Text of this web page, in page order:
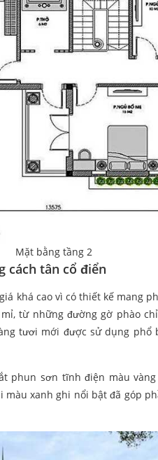
Mặt bằng tầng 2
cách tân cổ điển
khá cao vì có thiết kế mang
từ những đường gờ phào
tươi mới được sử dụng phổ
phun sơn tĩnh điện màu
xanh ghi nổi bật đã góp